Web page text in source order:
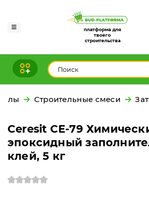
платформа для
твоего
строительства
Строительные смеси
Ceresit CE-79
эпоксидный
клей, 5 кг